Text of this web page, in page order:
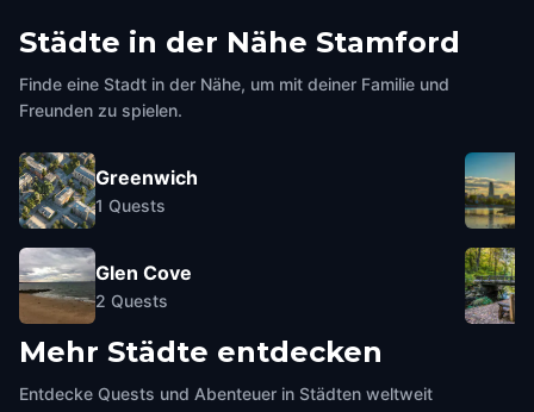
Städte in der Nähe Stamford
Finde eine Stadt in der Nähe, um mit deiner Familie und
Freunden zu spielen.
Greenwich
1 Quests
Glen Cove
2 Quests
Mehr Städte entdecken
Entdecke Quests und Abenteuer in Städten weltweit